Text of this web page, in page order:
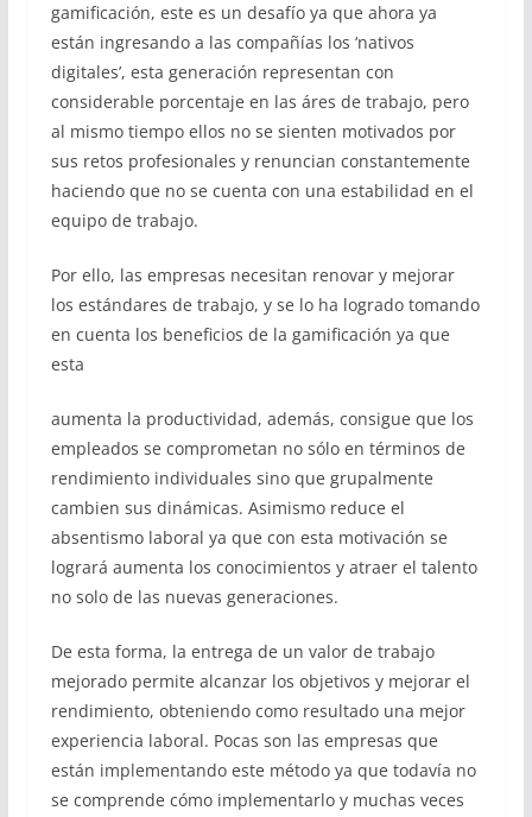
gamificación, este es un desafío ya que ahora ya
están ingresando a las compañías los ‘nativos
digitales’, esta generación representan con
considerable porcentaje en las áres de trabajo, pero
al mismo tiempo ellos no se sienten motivados por
sus retos profesionales y renuncian constantemente
haciendo que no se cuenta con una estabilidad en el
equipo de trabajo.
Por ello, las empresas necesitan renovar y mejorar
los estándares de trabajo, y se lo ha logrado tomando
en cuenta los beneficios de la gamificación ya que
esta
aumenta la productividad, además, consigue que los
empleados se comprometan no sólo en términos de
rendimiento individuales sino que grupalmente
cambien sus dinámicas. Asimismo reduce el
absentismo laboral ya que con esta motivación se
logrará aumenta los conocimientos y atraer el talento
no solo de las nuevas generaciones.
De esta forma, la entrega de un valor de trabajo
mejorado permite alcanzar los objetivos y mejorar el
rendimiento, obteniendo como resultado una mejor
experiencia laboral. Pocas son las empresas que
están implementando este método ya que todavía no
se comprende cómo implementarlo y muchas veces